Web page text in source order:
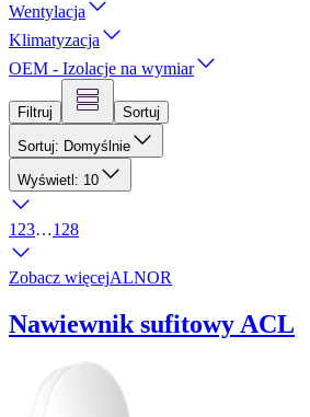
Wentylacja
Klimatyzacja
OEM - Izolacje na wymiar
Filtruj Sortuj
Sortuj: Domyślnie
Wyświetl: 10
1 23…128
Zobacz więcejALNOR
Nawiewnik sufitowy ACL